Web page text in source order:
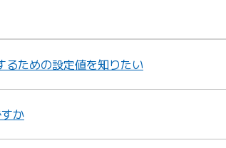
ための設定値を知りたい
か